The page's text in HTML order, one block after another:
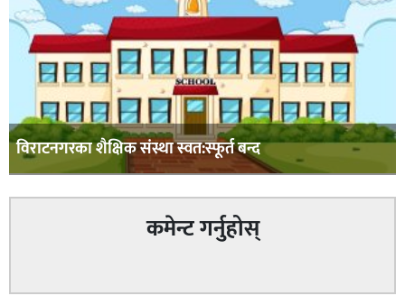
विराटनगरका शैक्षिक संस्था स्वत:स्फूर्त बन्द
कमेन्ट गर्नुहोस्